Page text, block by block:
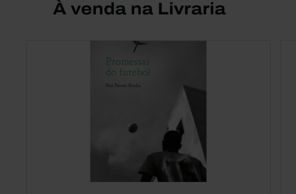
À venda na Livraria